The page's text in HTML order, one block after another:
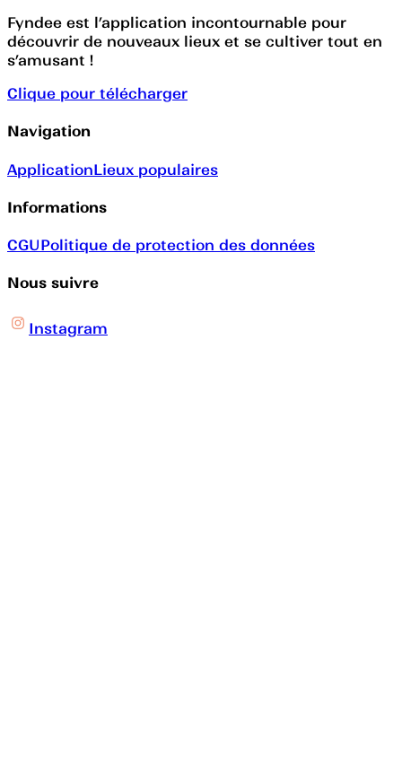
Fyndee est l’application incontournable pour
découvrir de nouveaux lieux et se cultiver tout en
s’amusant !
Clique pour télécharger
Navigation
ApplicationLieux populaires
Informations
CGUPolitique de protection des données
Nous suivre
Instagram